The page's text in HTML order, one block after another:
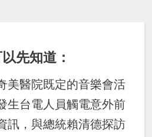
先知道：
美醫院既定的音樂會活
生台電人員觸電意外前
訊，與總統賴清德探訪